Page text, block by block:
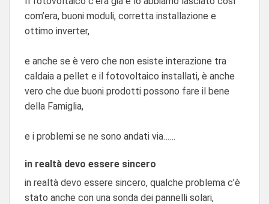
com’era, buoni moduli, corretta installazione e
ottimo inverter,
e anche se è vero che non esiste interazione tra
caldaia a pellet e il fotovoltaico installati, è anche
vero che due buoni prodotti possono fare il bene
della Famiglia,
e i problemi se ne sono andati via……
in realtà devo essere sincero
in realtà devo essere sincero, qualche problema c’è
stato anche con una sonda dei pannelli solari,